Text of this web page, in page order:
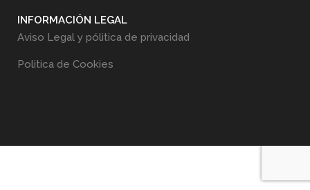
INFORMACIÓN LEGAL
Aviso Legal y pólitica de privacidad
Politica de Cookies